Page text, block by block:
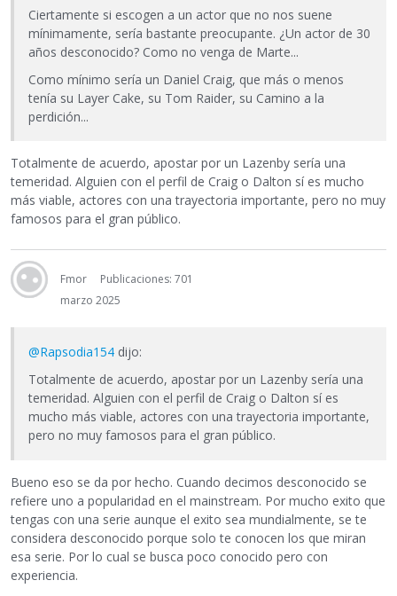
Ciertamente si escogen a un actor que no nos suene
mínimamente, sería bastante preocupante. ¿Un actor de 30
años desconocido? Como no venga de Marte...
Como mínimo sería un Daniel Craig, que más o menos
tenía su Layer Cake, su Tom Raider, su Camino a la
perdición...
Totalmente de acuerdo, apostar por un Lazenby sería una
temeridad. Alguien con el perfil de Craig o Dalton sí es mucho
más viable, actores con una trayectoria importante, pero no muy
famosos para el gran público.
Fmor
Publicaciones: 701
marzo 2025
@Rapsodia154 dijo:
Totalmente de acuerdo, apostar por un Lazenby sería una
temeridad. Alguien con el perfil de Craig o Dalton sí es
mucho más viable, actores con una trayectoria importante,
pero no muy famosos para el gran público.
Bueno eso se da por hecho. Cuando decimos desconocido se
refiere uno a popularidad en el mainstream. Por mucho exito que
tengas con una serie aunque el exito sea mundialmente, se te
considera desconocido porque solo te conocen los que miran
esa serie. Por lo cual se busca poco conocido pero con
experiencia.